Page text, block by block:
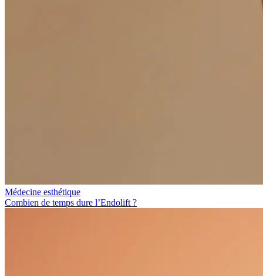
Médecine esthétique
Combien de temps dure l’Endolift ?